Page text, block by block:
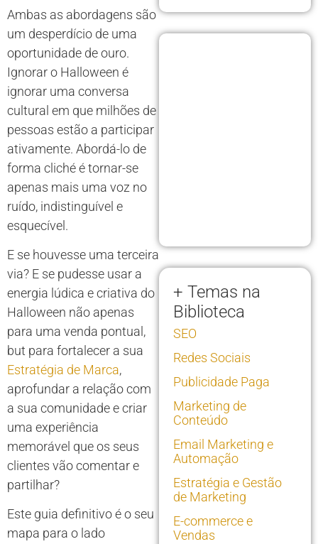
Ambas as abordagens são
um desperdício de uma
oportunidade de ouro.
Ignorar o Halloween é
ignorar uma conversa
cultural em que milhões de
pessoas estão a participar
ativamente. Abordá-lo de
forma cliché é tornar-se
apenas mais uma voz no
ruído, indistinguível e
esquecível.
E se houvesse uma terceira
via? E se pudesse usar a
energia lúdica e criativa do
Halloween não apenas
para uma venda pontual,
but para fortalecer a sua
Estratégia de Marca,
aprofundar a relação com
a sua comunidade e criar
uma experiência
memorável que os seus
clientes vão comentar e
partilhar?
Este guia definitivo é o seu
mapa para o lado
+ Temas na
Biblioteca
SEO
Redes Sociais
Publicidade Paga
Marketing de
Conteúdo
Email Marketing e
Automação
Estratégia e Gestão
de Marketing
E-commerce e
Vendas